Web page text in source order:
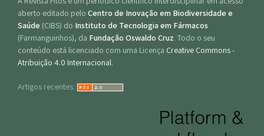
aberto editado pelo Centro de Inovação em Biodiversidade e
Saúde (CIBS) do Instituto de Tecnologia em Fármacos
(Farmanguinhos), da Fundação Oswaldo Cruz. Todo o seu
conteúdo está licenciado com uma Licença Creative Commons -
Atribuição 4.0 Internacional.
Artigos recentes: